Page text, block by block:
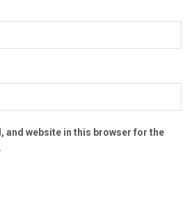
and website in this browser for the